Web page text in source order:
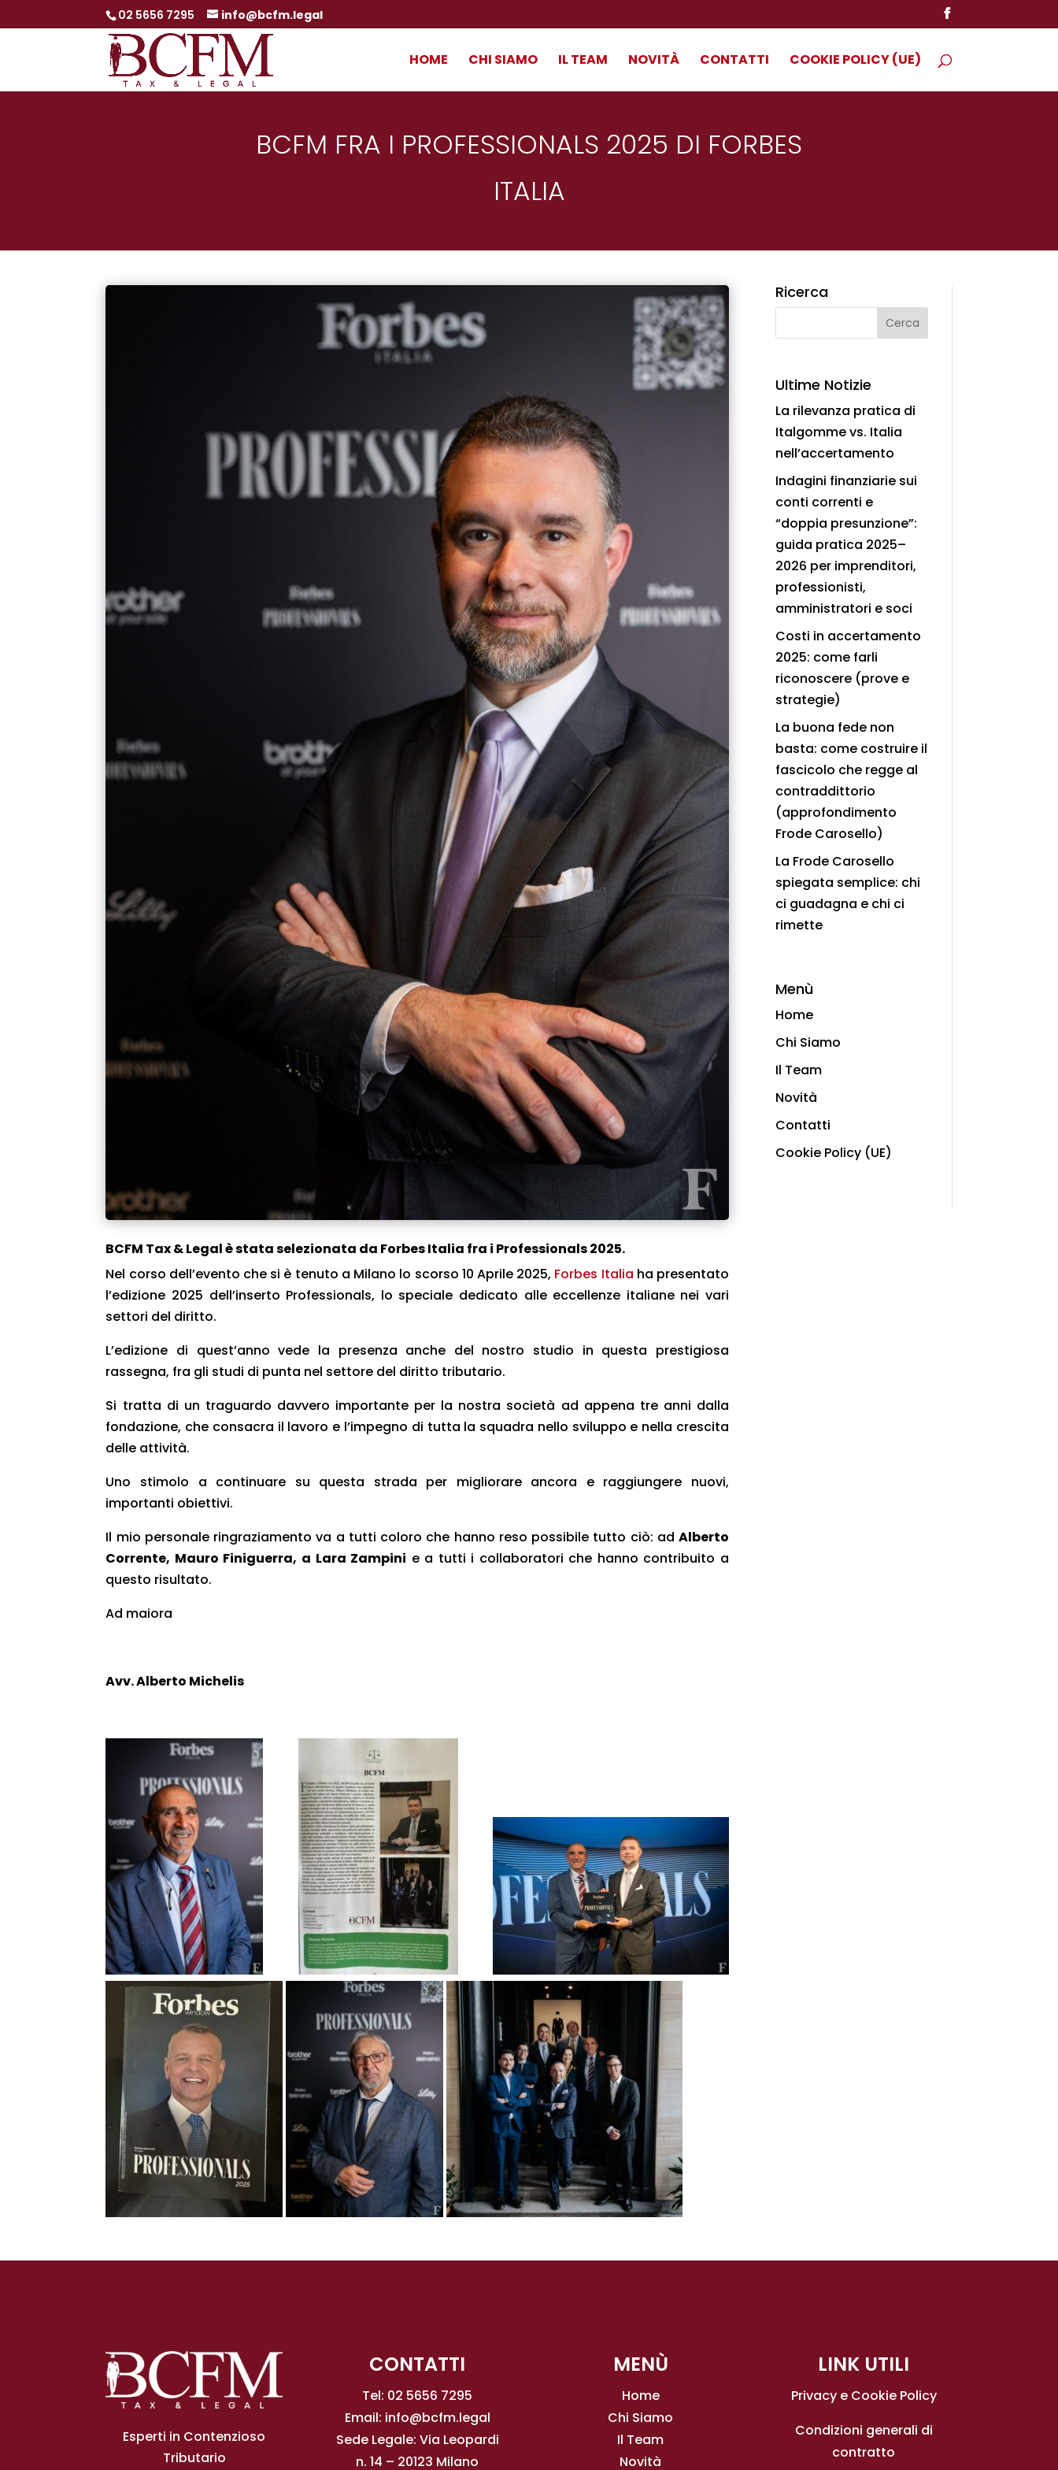
02 5656 7295 info@bcfm.legal
HOME CHI SIAMO IL TEAM NOVITÀ CONTATTI COOKIE POLICY (UE)
BCFM FRA I PROFESSIONALS 2025 DI FORBES
ITALIA
BCFM Tax & Legal è stata selezionata da Forbes Italia fra i Professionals 2025.
Nel corso dell’evento che si è tenuto a Milano lo scorso 10 Aprile 2025, Forbes Italia ha presentato
l’edizione 2025 dell’inserto Professionals, lo speciale dedicato alle eccellenze italiane nei vari
settori del diritto.
L’edizione di quest’anno vede la presenza anche del nostro studio in questa prestigiosa
rassegna, fra gli studi di punta nel settore del diritto tributario.
Si tratta di un traguardo davvero importante per la nostra società ad appena tre anni dalla
fondazione, che consacra il lavoro e l’impegno di tutta la squadra nello sviluppo e nella crescita
delle attività.
Uno stimolo a continuare su questa strada per migliorare ancora e raggiungere nuovi,
importanti obiettivi.
Il mio personale ringraziamento va a tutti coloro che hanno reso possibile tutto ciò: ad Alberto
Corrente, Mauro Finiguerra, a Lara Zampini e a tutti i collaboratori che hanno contribuito a
questo risultato.
Ad maiora
Avv. Alberto Michelis
Ricerca
Ultime Notizie
La rilevanza pratica di
Italgomme vs. Italia
nell’accertamento
Indagini finanziarie sui
conti correnti e
“doppia presunzione”:
guida pratica 2025–
2026 per imprenditori,
professionisti,
amministratori e soci
Costi in accertamento
2025: come farli
riconoscere (prove e
strategie)
La buona fede non
basta: come costruire il
fascicolo che regge al
contraddittorio
(approfondimento
Frode Carosello)
La Frode Carosello
spiegata semplice: chi
ci guadagna e chi ci
rimette
Menù
Home
Chi Siamo
Il Team
Novità
Contatti
Cookie Policy (UE)
Esperti in Contenzioso
Tributario
CONTATTI
Tel: 02 5656 7295
Email: info@bcfm.legal
Sede Legale: Via Leopardi
n. 14 – 20123 Milano
MENÙ
Home
Chi Siamo
Il Team
Novità
LINK UTILI
Privacy e Cookie Policy
Condizioni generali di
contratto